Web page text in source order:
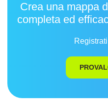
Crea una mappa
completa ed